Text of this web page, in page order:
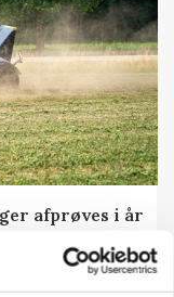
afprøves i år